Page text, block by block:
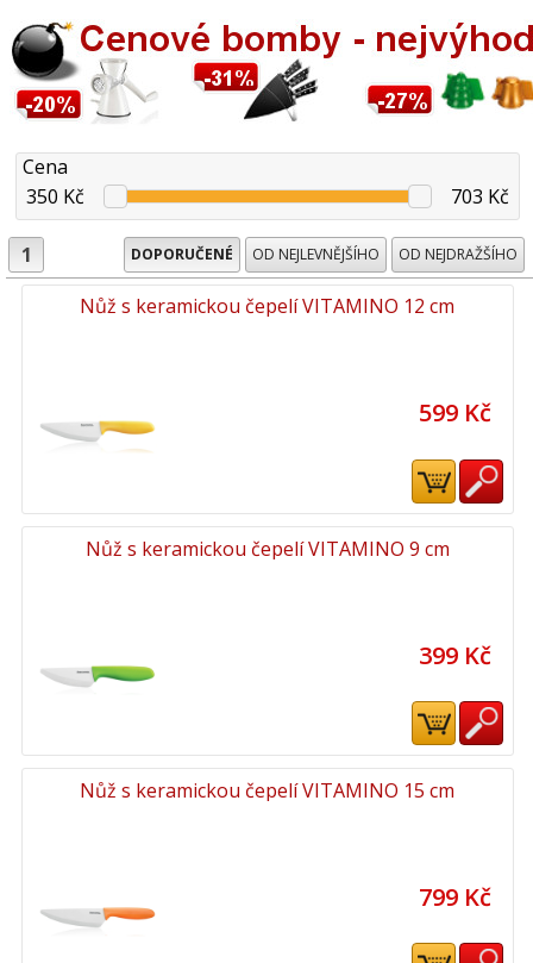
Cena
350 Kč
703 Kč
1 DOPORUČENÉ OD NEJLEVNĚJŠÍHO OD NEJDRAŽŠÍHO
Nůž s keramickou čepelí VITAMINO 12 cm
599 Kč
Nůž s keramickou čepelí VITAMINO 9 cm
399 Kč
Nůž s keramickou čepelí VITAMINO 15 cm
799 Kč